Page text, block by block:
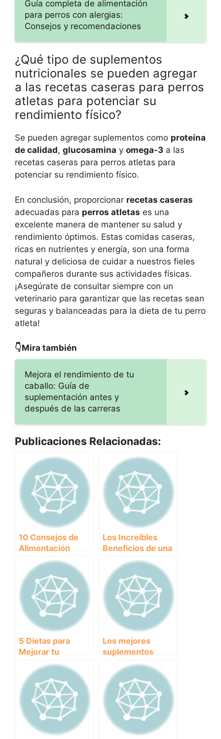
Guía completa de alimentación
para perros con alergias:
Consejos y recomendaciones
¿Qué tipo de suplementos
nutricionales se pueden agregar
a las recetas caseras para perros
atletas para potenciar su
rendimiento físico?
Se pueden agregar suplementos como proteína
de calidad, glucosamina y omega-3 a las
recetas caseras para perros atletas para
potenciar su rendimiento físico.
En conclusión, proporcionar recetas caseras
adecuadas para perros atletas es una
excelente manera de mantener su salud y
rendimiento óptimos. Estas comidas caseras,
ricas en nutrientes y energía, son una forma
natural y deliciosa de cuidar a nuestros fieles
compañeros durante sus actividades físicas.
¡Asegúrate de consultar siempre con un
veterinario para garantizar que las recetas sean
seguras y balanceadas para la dieta de tu perro
atleta!
👇Mira también
Mejora el rendimiento de tu
caballo: Guía de
suplementación antes y
después de las carreras
Publicaciones Relacionadas:
10 Consejos de
Alimentación
Canina para una
Nutrición
Equilibrada y
Saludable
Los Increíbles
Beneficios de una
Alimentación
Adecuada para tu
Salud
5 Dietas para
Mejorar tu
Rendimiento:
Alimentos clave
para potenciar tu
desempeño
Los mejores
suplementos
nutricionales
recomendados
para tu mascota